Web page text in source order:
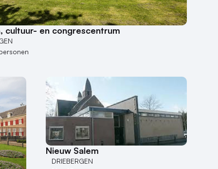
cultuur- en congrescentrum
Nieuw Salem
DRIEBERGEN